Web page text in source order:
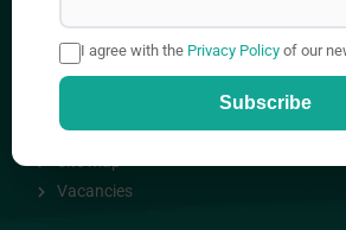
USEFUL LINKS
Cookies Policy
Vacancies
I agree with the Privacy Policy of our
Subscribe